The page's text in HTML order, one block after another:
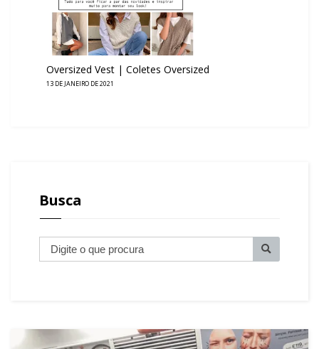
Oversized Vest | Coletes Oversized
13 DE JANEIRO DE 2021
Busca
u